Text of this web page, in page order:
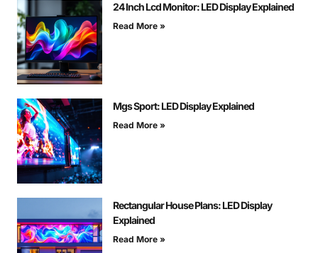
24 Inch Lcd Monitor: LED Display Explained
Read More »
Mgs Sport: LED Display Explained
Read More »
Rectangular House Plans: LED Display
Explained
Read More »